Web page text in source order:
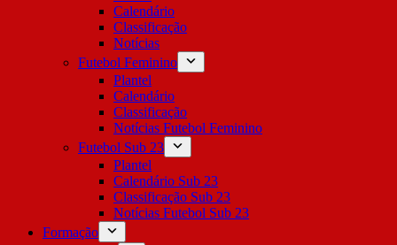
Calendário
Classificação
Notícias
Futebol Feminino
Plantel
Calendário
Classificação
Notícias Futebol Feminino
Futebol Sub 23
Plantel
Calendário Sub 23
Classificação Sub 23
Notícias Futebol Sub 23
Formação